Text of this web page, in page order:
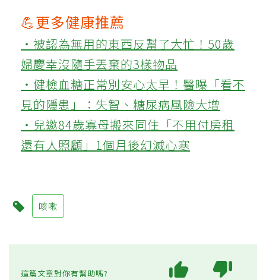
💪更多健康推薦
‧被認為無用的東西反幫了大忙！50歲
婦慶幸沒隨手丟棄的3樣物品
‧健檢血糖正常別安心太早！醫曝「看不
見的隱患」：失智、糖尿病風險大增
‧兒邀84歲寡母搬來同住「不用付房租
還有人照顧」1個月後幻滅心寒
咳嗽
這篇文章對你有幫助嗎?